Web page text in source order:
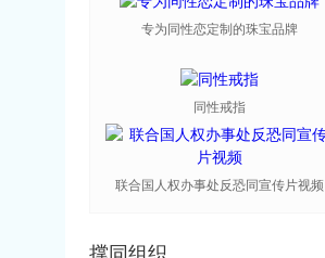
专为同性恋定制的珠宝品牌
同性戒指
联合国人权办事处反恐同宣传片视频
撑同组织